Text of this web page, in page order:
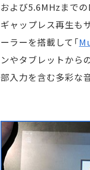
および5.6MHzまで
ギャップレス再生も
ーラーを搭載して「
ンやタブレットから
部入力を含む多彩な